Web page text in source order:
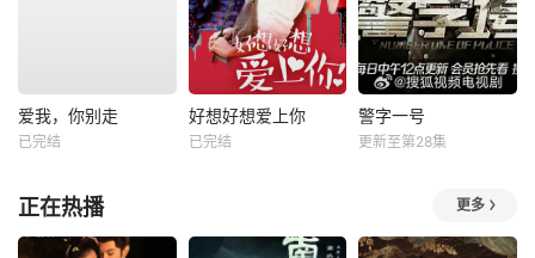
爱我，你别走
已完结
好想好想爱上你
已完结
警字一号
更新至第28集
正在热播 更多